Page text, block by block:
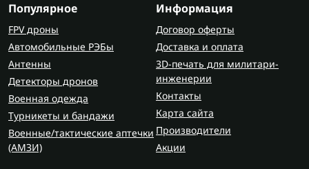
Популярное
FPV дроны
Автомобильные РЭБы
Антенны
Детекторы дронов
Военная одежда
Турникеты и бандажи
Военные/тактические аптечки
(AMЗИ)
Информация
Договор оферты
Доставка и оплата
3D-печать для милитари-
инженерии
Контакты
Карта сайта
Производители
Акции